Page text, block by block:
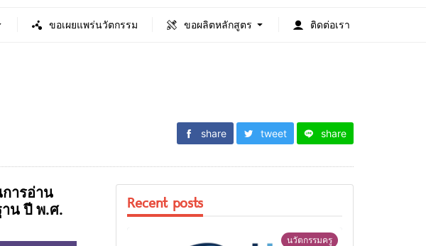
ขอเผยแพร่นวัตกรรม ขอผลิตหลักสูตร ติดต่อเรา
share tweet share
ารอ่าน
น ปี พ.ศ.
Recent posts
นวัตกรรมครู